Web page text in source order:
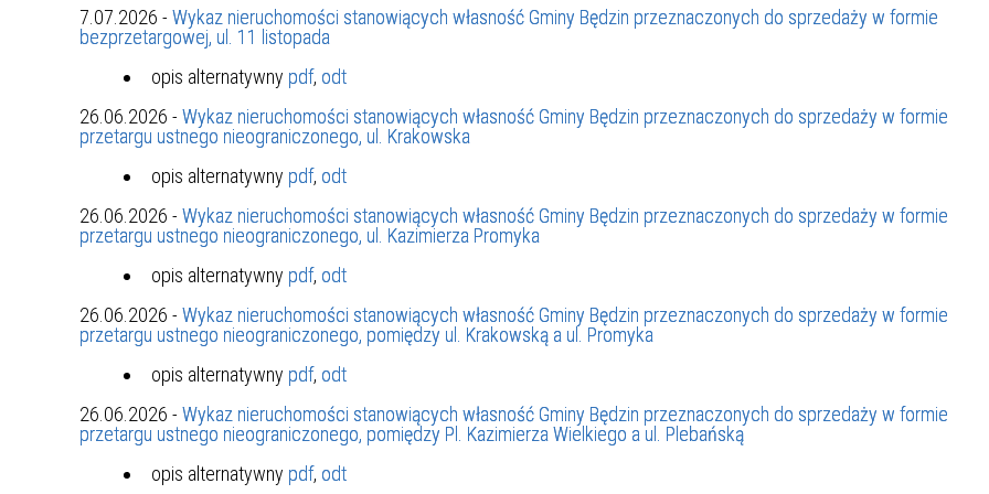
SZANSA – FORMY AKTYWNEGO
WSPARCIA OBSZARU
ZREWITALIZOWANEGO
BĘDZIŃSKA AKADEMIA MAŁEGO
SPORTOWCA
AKCJA ŻYJ ZDROWO BEZ
PROJEKT EKOLIDERKI
WZMOCNIENIE PROCESU
SPRAWIEDLIWEJ TRANSFORMACJI
ŚLĄSKA
PRACA W WOJSKU JAKO
WYMAGANIA, ZAROBKI
KONKURS FOTOGRAFICZNY
„METROPOLIA. PRZEZ PRYZMAT
WODY”
KONKURSU O NAGRODĘ
PRZEWODNICZĄCEGO KOMISJI
CENTRUM ZARZĄDZANIA
MŁODZIEŻY „PRZYJAZNA SZKOŁA”
7.07.2026 - Wykaz nieruchomości stanowiących własność Gminy Będzin przeznaczonych do sprzedaży w formie
bezprzetargowej, ul. 11 listopada
opis alternatywny pdf, odt
26.06.2026 - Wykaz nieruchomości stanowiących własność Gminy Będzin przeznaczonych do sprzedaży w formie
przetargu ustnego nieograniczonego, ul. Krakowska
opis alternatywny pdf, odt
26.06.2026 - Wykaz nieruchomości stanowiących własność Gminy Będzin przeznaczonych do sprzedaży w formie
przetargu ustnego nieograniczonego, ul. Kazimierza Promyka
opis alternatywny pdf, odt
26.06.2026 - Wykaz nieruchomości stanowiących własność Gminy Będzin przeznaczonych do sprzedaży w formie
przetargu ustnego nieograniczonego, pomiędzy ul. Krakowską a ul. Promyka
opis alternatywny pdf, odt
26.06.2026 - Wykaz nieruchomości stanowiących własność Gminy Będzin przeznaczonych do sprzedaży w formie
przetargu ustnego nieograniczonego, pomiędzy Pl. Kazimierza Wielkiego a ul. Plebańską
opis alternatywny pdf, odt